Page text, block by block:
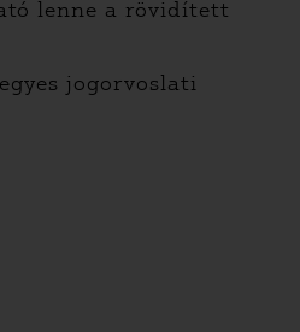
lenne a rövidített
jogorvoslati